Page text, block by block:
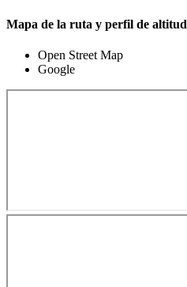
Mapa de la ruta y perfil de altitud
Open Street Map
Google